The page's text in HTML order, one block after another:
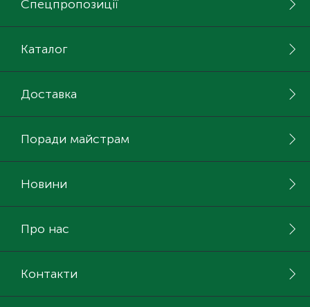
Спецпропозиції
Каталог
Доставка
Поради майстрам
Новини
Про нас
Контакти